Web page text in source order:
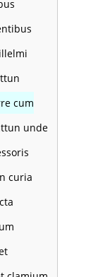
cum
unde
curia